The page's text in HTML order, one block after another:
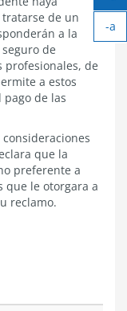
tratarse de un
a la
de
profesionales, de
a estos
de las
que la
preferente a
que le otorgara a
reclamo.
-a